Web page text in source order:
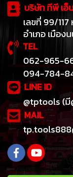
บริษัท ทีพี เอ็
เลขที่ 99/
อำเภอ เมืองน
TEL
062-965-
094-784-
LINE ID
@tptools (มี
MAIL